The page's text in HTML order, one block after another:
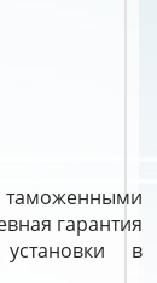
гарантия
в